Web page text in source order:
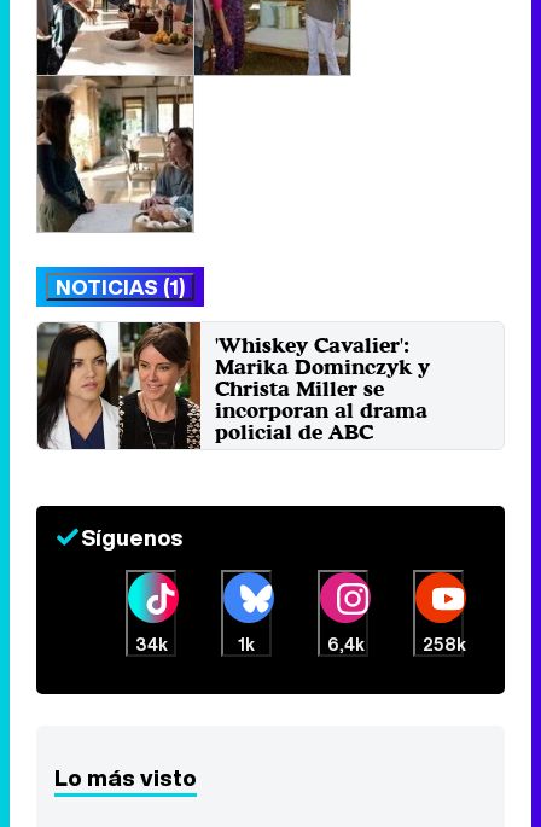
NOTICIAS (1)
'Whiskey Cavalier':
Marika Dominczyk y
Christa Miller se
incorporan al drama
policial de ABC
Martes 29 Enero 2019 20:14
Síguenos
34k 1k 6,4k 258k
Lo más visto